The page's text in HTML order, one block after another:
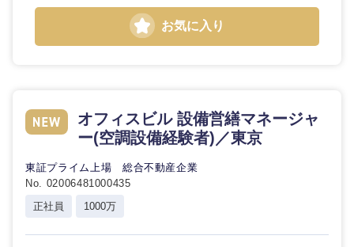
お気に入り
オフィスビル 設備営繕マネージャ
ー(空調設備経験者)／東京
東証プライム上場 総合不動産企業
No. 02006481000435
正社員
1000万